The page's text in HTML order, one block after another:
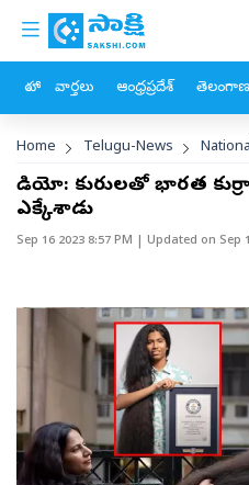
Skip to main content
custom menu
హోం వార్తలు ఆంధ్రప్రదేశ్ తెలంగాణ
Breadcrumb
Home Telugu-News
వీడియో: కురులతో భారత
ఎక్కేశాడు
Sep 16 2023 8:57 PM | Updated on Sep